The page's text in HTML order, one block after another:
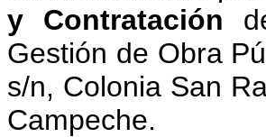
y Contratación
Gestión de Obra
s/n, Colonia San
Campeche.